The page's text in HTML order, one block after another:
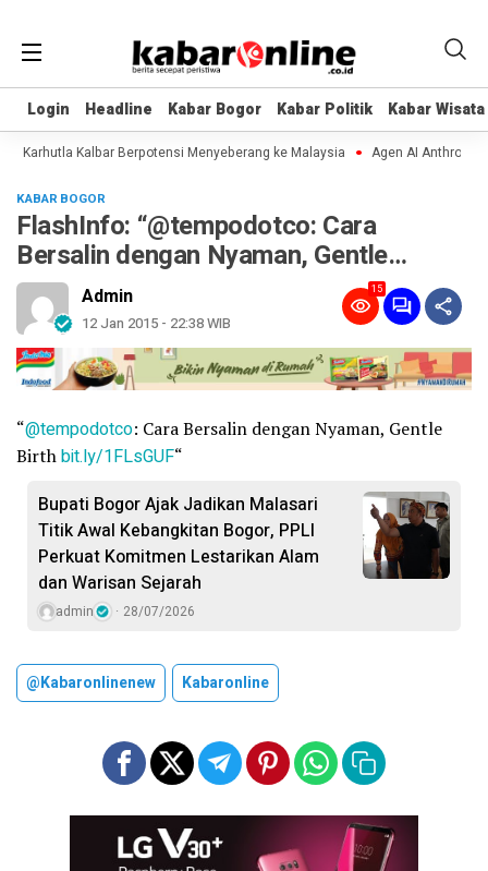
Login Headline Kabar Bogor Kabar Politik Kabar Wisata
Login Headline Kabar Bogor Kabar Politik Kabar Wisata
Karhutla Kalbar Berpotensi Menyeberang ke Malaysia Agen AI Anthropic
KABAR BOGOR
FlashInfo: “@tempodotco: Cara
Bersalin dengan Nyaman, Gentle…
Admin
12 Jan 2015 - 22:38 WIB
15
“@tempodotco: Cara Bersalin dengan Nyaman, Gentle
Birthbit.ly/1FLsGUF“
Bupati Bogor Ajak Jadikan Malasari
Titik Awal Kebangkitan Bogor, PPLI
Perkuat Komitmen Lestarikan Alam
dan Warisan Sejarah
admin 28/07/2026
@kabaronlinenew Kabaronline